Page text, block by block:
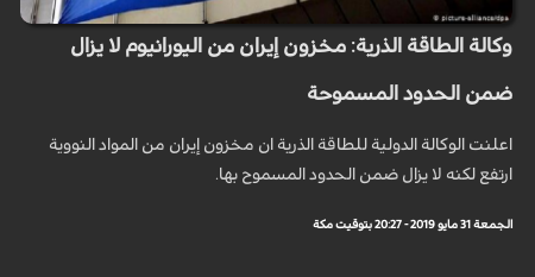
وكالة الطاقة الذرية: مخزون إيران من اليورانيوم لا يزال
ضمن الحدود المسموحة
اعلنت الوكالة الدولية للطاقة الذرية ان مخزون إيران من المواد النووية
ارتفع لكنه لا يزال ضمن الحدود المسموح بها.
الجمعة 31 مايو 2019 - 20:27 بتوقيت مكة